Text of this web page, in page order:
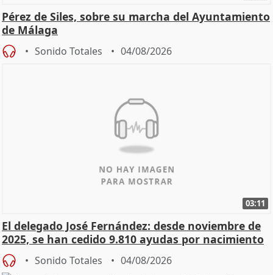
Pérez de Siles, sobre su marcha del Ayuntamiento
de Málaga
Sonido Totales 04/08/2026
03:11
El delegado José Fernández: desde noviembre de
2025, se han cedido 9.810 ayudas por nacimiento
Sonido Totales 04/08/2026